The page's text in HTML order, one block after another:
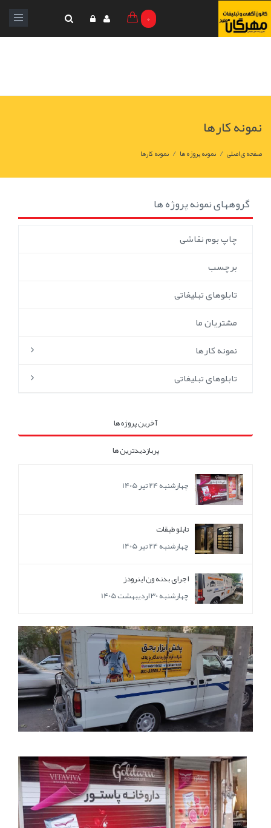
0
نمونه کارها
صفحه ی اصلی / نمونه پروژه ها / نمونه کارها
گروههای نمونه پروژه ها
چاپ بوم نقاشی
برچسب
تابلوهای تبلیغاتی
مشتریان ما
نمونه کارها
تابلوهای تبلیغاتی
آخرین پروژه ها
پربازدیدترین ها
چهارشنبه 24 تیر 1405
تابلو طبقات
چهارشنبه 24 تیر 1405
اجرای بدنه ون اینرودز
چهارشنبه 30 اردیبهشت 1405